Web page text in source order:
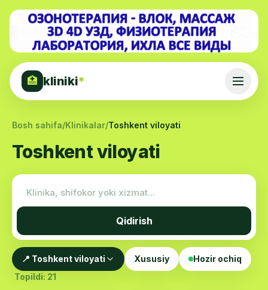
🏥 kliniki*
Bosh sahifa/Klinikalar/Toshkent viloyati
Toshkent viloyati
Qidirish
📍 Toshkent viloyati Xususiy
Hozir ochiq
Topildi: 21